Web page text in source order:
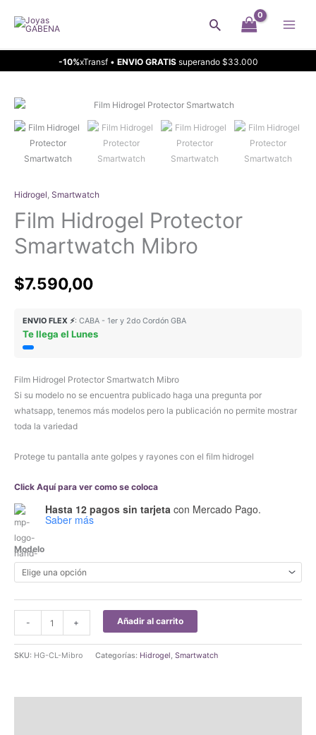
Buscar
-10%xTransf • ENVIO GRATISsuperando $33.000
Hidrogel, Smartwatch
Film Hidrogel Protector
Smartwatch Mibro
$7.590,00
ENVIO FLEX ⚡: CABA - 1er y 2do Cordón GBA
Te llega el Lunes
Film Hidrogel Protector Smartwatch Mibro
Si su modelo no se encuentra publicado haga una pregunta por
whatsapp, tenemos más modelos pero la publicación no permite mostrar
toda la variedad
Protege tu pantalla ante golpes y rayones con el film hidrogel
Click Aquí para ver como se coloca
Hasta 12 pagos sin tarjeta con Mercado Pago.
Saber más
Modelo
-
Hidrogel
Protector
cantidad
+ Añadir al carrito
SKU: HG-CL-Mibro Categorías: Hidrogel, Smartwatch